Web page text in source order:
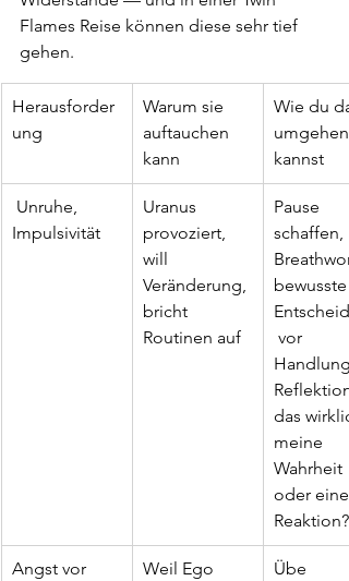
Flames Reise können diese sehr tief
gehen.
Herausforder
ung
Warum sie
auftauchen
kann
Wie du
umgehen
kannst
Unruhe,
Impulsivität
Uranus
provoziert,
will
Veränderung,
bricht
Routinen auf
Pause
schaffen,
bewusste
vor
Handlung,
das
meine
Wahrheit
oder eine
Reaktion?
Angst vor
Weil Ego
Übe